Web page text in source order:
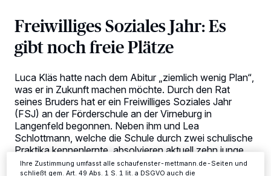
Freiwilliges Soziales Jahr: Es
gibt noch freie Plätze
Luca Kläs hatte nach dem Abitur „ziemlich wenig Plan“,
was er in Zukunft machen möchte. Durch den Rat
seines Bruders hat er ein Freiwilliges Soziales Jahr
(FSJ) an der Förderschule an der Virneburg in
Langenfeld begonnen. Neben ihm und Lea
Schlottmann, welche die Schule durch zwei schulische
Praktika kennenlernte, absolvieren aktuell zehn junge
Menschen ein Freiwilliges Soziales Jahr an der
Wir und unsere 218
-Partner speichern und greifen auf
personenbezogene Daten wie Browserdaten oder eindeutige
verarbeiten Daten, um Ihnen Dienste bereitzustellen“ aufgeführten
Zwecke. Wenn Tracker deaktiviert sind, sind manche Inhalte und
Anzeigen möglicherweise nicht mehr so relevant für Sie. Sie können
dieses Menü jederzeit wieder aufrufen, um Ihre Einstellungen zu
ändern oder Ihre Einwilligung zu widerrufen, indem Sie auf den Link
Einstellungen oder Ablehnen am unteren Rand der Webseite klicken.
Ihre Einstellungen gelten innerhalb unseres Website. Weitere
Informationen finden Sie in unserer Datenschutzerklärung.
Ihre Zustimmung umfasst alle schaufenster-mettmann.de-Seiten und
schließt gem. Art. 49 Abs. 1 S. 1 lit. a DSGVO auch die